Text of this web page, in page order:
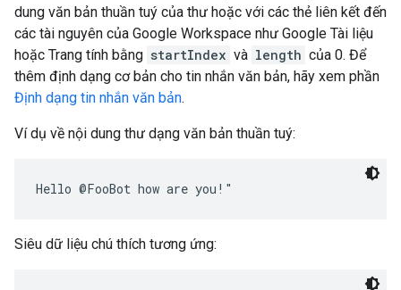
dung văn bản thuần tuý của thư hoặc với các thẻ liên kết đến
các tài nguyên của Google Workspace như Google Tài liệu
hoặc Trang tính bằng startIndex và length của 0. Để
thêm định dạng cơ bản cho tin nhắn văn bản, hãy xem phần
Định dạng tin nhắn văn bản.
Ví dụ về nội dung thư dạng văn bản thuần tuý:
Siêu dữ liệu chú thích tương ứng: